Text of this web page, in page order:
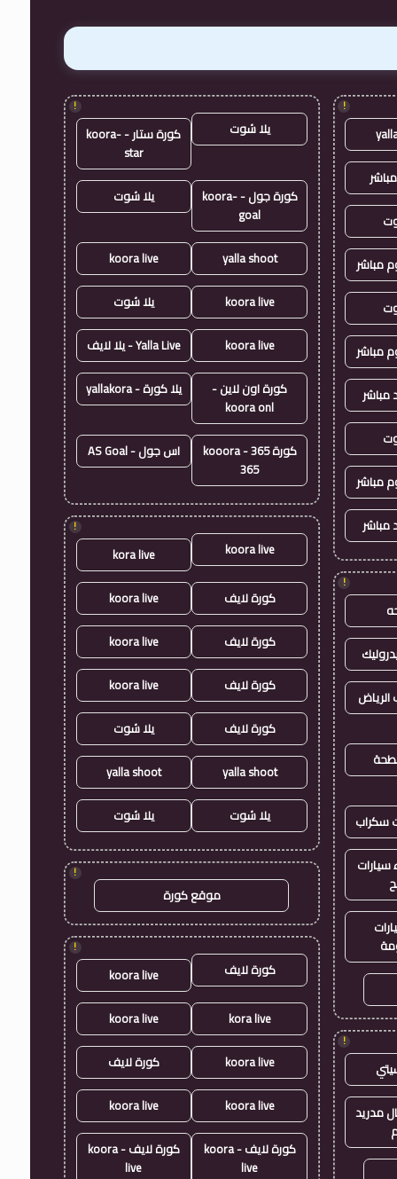
!
مباشر
مباشر
مباشر
مباشر
مباشر
!
سكراب
!
مدريد
!
يلا شوت
كورة ستار - koora-
star
كورة جول - koora-
goal
يلا شوت
yalla shoot
koora live
koora live يلا شوت
koora live Yalla Live - يلا لايف
كورة اون لاين -
koora onl
يلا كورة - yallakora
كورة 365 - kooora
365
اس جول - AS Goal
!
koora live
kora live
كورة لايف koora live
كورة لايف koora live
كورة لايف koora live
كورة لايف يلا شوت
yalla shoot
yalla shoot
يلا شوت يلا شوت
!
موقع كورة
!
كورة لايف koora live
kora live
koora live
koora live كورة لايف
koora live
koora live
كورة لايف - koora
live
كورة لايف - koora
live